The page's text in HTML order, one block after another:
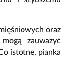
oraz
zauważyć
istotne, pianka